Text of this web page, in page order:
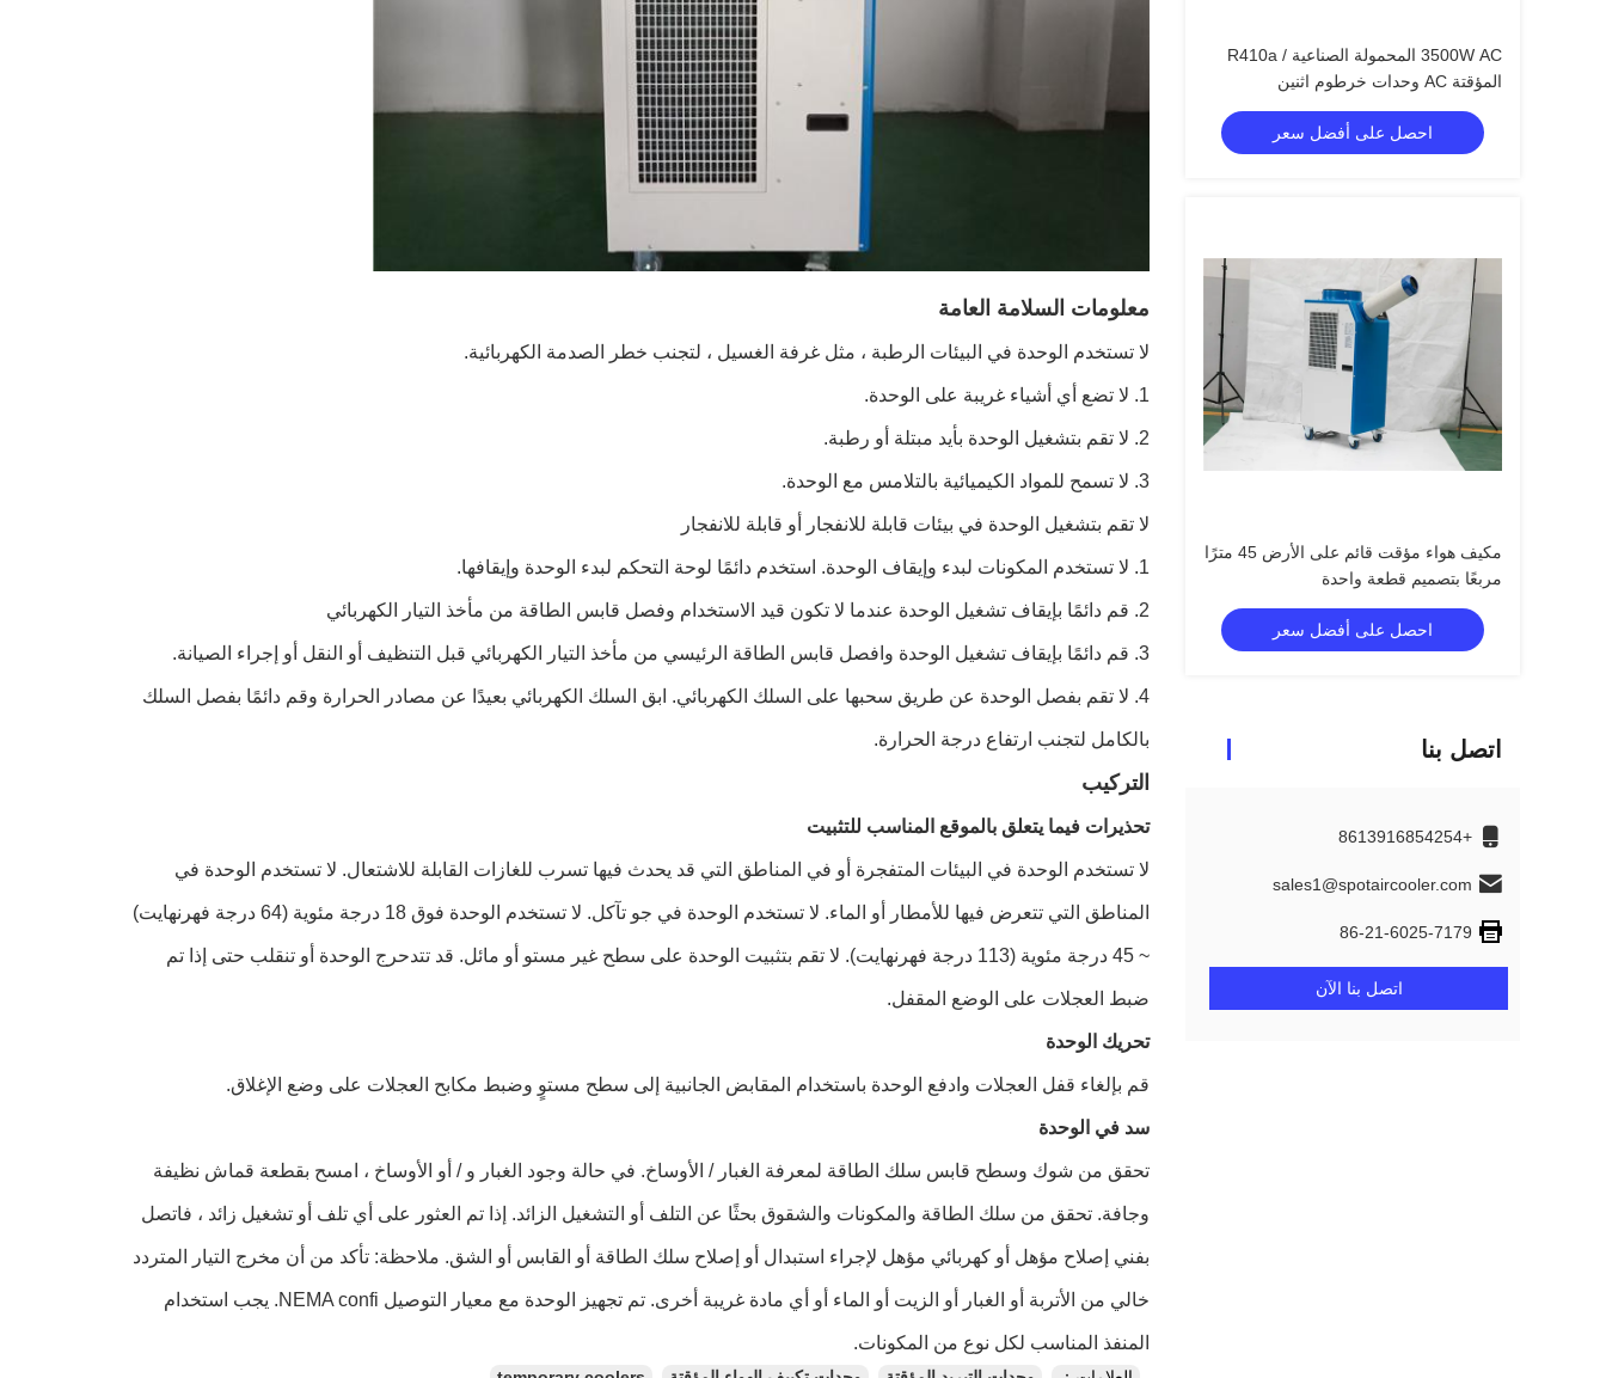
3500W AC المحمولة الصناعية / R410a
المؤقتة AC وحدات خرطوم اثنين
احصل على أفضل سعر
مكيف هواء مؤقت قائم على الأرض 45 مترًا
مربعًا بتصميم قطعة واحدة
احصل على أفضل سعر
اتصل بنا
+8613916854254
sales1@spotaircooler.com
86-21-6025-7179
اتصل بنا الآن
معلومات السلامة العامة
لا تستخدم الوحدة في البيئات الرطبة ، مثل غرفة الغسيل ، لتجنب خطر الصدمة الكهربائية.
1. لا تضع أي أشياء غريبة على الوحدة.
2. لا تقم بتشغيل الوحدة بأيد مبتلة أو رطبة.
3. لا تسمح للمواد الكيميائية بالتلامس مع الوحدة.
لا تقم بتشغيل الوحدة في بيئات قابلة للانفجار أو قابلة للانفجار
1. لا تستخدم المكونات لبدء وإيقاف الوحدة. استخدم دائمًا لوحة التحكم لبدء الوحدة وإيقافها.
2. قم دائمًا بإيقاف تشغيل الوحدة عندما لا تكون قيد الاستخدام وفصل قابس الطاقة من مأخذ التيار الكهربائي
3. قم دائمًا بإيقاف تشغيل الوحدة وافصل قابس الطاقة الرئيسي من مأخذ التيار الكهربائي قبل التنظيف أو النقل أو إجراء الصيانة.
4. لا تقم بفصل الوحدة عن طريق سحبها على السلك الكهربائي. ابق السلك الكهربائي بعيدًا عن مصادر الحرارة وقم دائمًا بفصل السلك
بالكامل لتجنب ارتفاع درجة الحرارة.
التركيب
تحذيرات فيما يتعلق بالموقع المناسب للتثبيت
لا تستخدم الوحدة في البيئات المتفجرة أو في المناطق التي قد يحدث فيها تسرب للغازات القابلة للاشتعال. لا تستخدم الوحدة في
المناطق التي تتعرض فيها للأمطار أو الماء. لا تستخدم الوحدة في جو تآكل. لا تستخدم الوحدة فوق 18 درجة مئوية (64 درجة فهرنهايت)
~ 45 درجة مئوية (113 درجة فهرنهايت). لا تقم بتثبيت الوحدة على سطح غير مستو أو مائل. قد تتدحرج الوحدة أو تنقلب حتى إذا تم
ضبط العجلات على الوضع المقفل.
تحريك الوحدة
قم بإلغاء قفل العجلات وادفع الوحدة باستخدام المقابض الجانبية إلى سطح مستوٍ وضبط مكابح العجلات على وضع الإغلاق.
سد في الوحدة
تحقق من شوك وسطح قابس سلك الطاقة لمعرفة الغبار / الأوساخ. في حالة وجود الغبار و / أو الأوساخ ، امسح بقطعة قماش نظيفة
وجافة. تحقق من سلك الطاقة والمكونات والشقوق بحثًا عن التلف أو التشغيل الزائد. إذا تم العثور على أي تلف أو تشغيل زائد ، فاتصل
بفني إصلاح مؤهل أو كهربائي مؤهل لإجراء استبدال أو إصلاح سلك الطاقة أو القابس أو الشق. ملاحظة: تأكد من أن مخرج التيار المتردد
خالي من الأتربة أو الغبار أو الزيت أو الماء أو أي مادة غريبة أخرى. تم تجهيز الوحدة مع معيار التوصيل NEMA confi. يجب استخدام
المنفذ المناسب لكل نوع من المكونات.